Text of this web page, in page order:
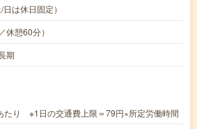
は休日固定）
休憩60分）
期
たり ※1日の交通費上限＝79円×所定労働時間